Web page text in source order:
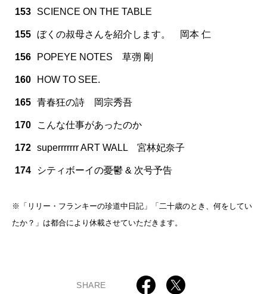
153 SCIENCE ON THE TABLE
155 ぼくの叔母さんを紹介します。 岡本 仁
156 POPEYE NOTES 草彅 剛
160 HOW TO SEE.
165 青春狂の詩 岡宗秀吾
170 こんな仕事があったのか
172 superrrrrrr ART WALL 宮林妃奈子
174 シティボーイの憂鬱 & 次号予告
※「リリー・フランキーの珍道中日記」「二十歳のとき、何をしてい
たか？」は都合により休載させていただきます。
SHARE